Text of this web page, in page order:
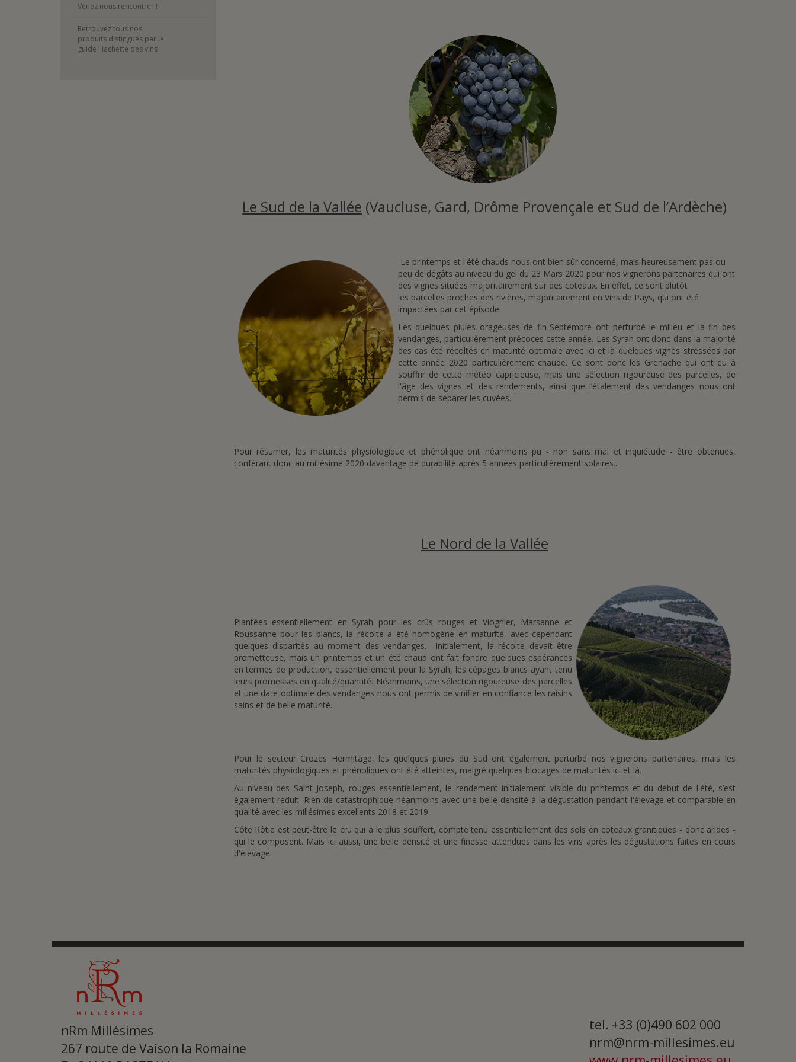
Le Sud de la Vallée (Vaucluse, Gard, Drôme Provençale et Sud de l’Ardèche)
Le printemps et l'été chauds nous ont bien sûr concerné, mais heureusement pas ou
peu de dégâts au niveau du gel du 23 Mars 2020 pour nos vignerons partenaires qui ont
des vignes situées majoritairement sur des coteaux. En effet, ce sont plutôt
les parcelles proches des rivières, majoritairement en Vins de Pays, qui ont été
impactées par cet épisode.
Les quelques pluies orageuses de fin-Septembre ont perturbé le milieu et la fin des
vendanges, particulièrement précoces cette année. Les Syrah ont donc dans la majorité
des cas été récoltés en maturité optimale avec ici et là quelques vignes stressées par
cette année 2020 particulièrement chaude. Ce sont donc les Grenache qui ont eu à
souffrir de cette météo capricieuse, mais une sélection rigoureuse des parcelles, de
l'âge des vignes et des rendements, ainsi que l’étalement des vendanges nous ont
permis de séparer les cuvées.
Pour résumer, les maturités physiologique et phénolique ont néanmoins pu - non sans mal et inquiétude - être obtenues,
conférant donc au millésime 2020 davantage de durabilité après 5 années particulièrement solaires...
Le Nord de la Vallée
Plantées essentiellement en Syrah pour les crûs rouges et Viognier, Marsanne et
Roussanne pour les blancs, la récolte a été homogène en maturité, avec cependant
quelques disparités au moment des vendanges. Initialement, la récolte devait être
prometteuse, mais un printemps et un été chaud ont fait fondre quelques espérances
en termes de production, essentiellement pour la Syrah, les cépages blancs ayant tenu
leurs promesses en qualité/quantité. Néanmoins, une sélection rigoureuse des parcelles
et une date optimale des vendanges nous ont permis de vinifier en confiance les raisins
sains et de belle maturité.
Pour le secteur Crozes Hermitage, les quelques pluies du Sud ont également perturbé nos vignerons partenaires, mais les
maturités physiologiques et phénoliques ont été atteintes, malgré quelques blocages de maturités ici et là.
Au niveau des Saint Joseph, rouges essentiellement, le rendement initialement visible du printemps et du début de l'été, s’est
également réduit. Rien de catastrophique néanmoins avec une belle densité à la dégustation pendant l'élevage et comparable en
qualité avec les millésimes excellents 2018 et 2019.
Côte Rôtie est peut-être le cru qui a le plus souffert, compte tenu essentiellement des sols en coteaux granitiques - donc arides -
qui le composent. Mais ici aussi, une belle densité et une finesse attendues dans les vins après les dégustations faites en cours
d'élevage.
Venez nous rencontrer !
Retrouvez tous nos
produits distingués par le
guide Hachette des vins
nRm Millésimes
267 route de Vaison la Romaine
tel. +33 (0)490 602 000
nrm@nrm-millesimes.eu